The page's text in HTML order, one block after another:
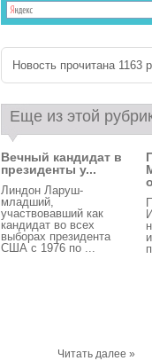
Новость прочитана 1163
Еще из этой
Вечный кандидат в
президенты у...
Линдон Ларуш-
младший,
участвовавший как
кандидат во всех
выборах президента
США с 1976 по ...
Читать далее »